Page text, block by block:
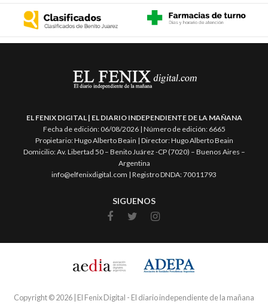
EL FENIX DIGITAL | EL DIARIO INDEPENDIENTE DE LA MAÑANA
Fecha de edición: 06/08/2026 | Número de edición: 6665
Propietario: Hugo Alberto Beain | Director: Hugo Alberto Beain
Domicilio: Av. Libertad 50 – Benito Juárez -CP (7020) – Buenos Aires –
Argentina
info@elfenixdigital.com | Registro DNDA:70011793
SIGUENOS
Copyright © 2026 | El Fenix Digital - El diario independiente de la mañana